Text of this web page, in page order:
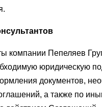
компании Пепеляев
юридическую
документов,
а также по